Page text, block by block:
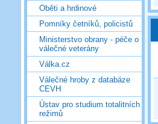
Oběti a hrdinové
Pomníky četníků, policistů
Ministerstvo obrany - péče o
válečné veterány
Válka.cz
Válečné hroby z databáze
CEVH
Ústav pro studium totalitních
režimů